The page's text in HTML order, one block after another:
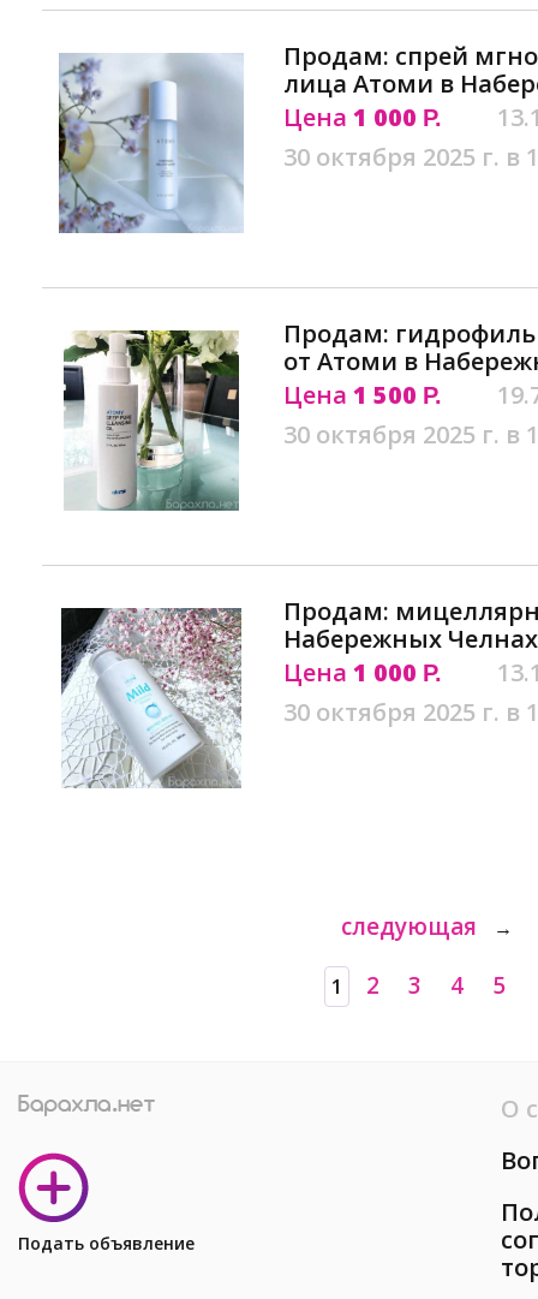
Продам: спрей
лица Атоми в
Цена 1 000 Р.
30 октября 2025 г. в
Продам:
от Атоми в
Цена 1 500 Р.
30 октября 2025 г. в
Продам:
Набережных Челнах
Цена 1 000 Р.
30 октября 2025 г. в
следующая →
1 2 3 4 5
Подать объявление
О